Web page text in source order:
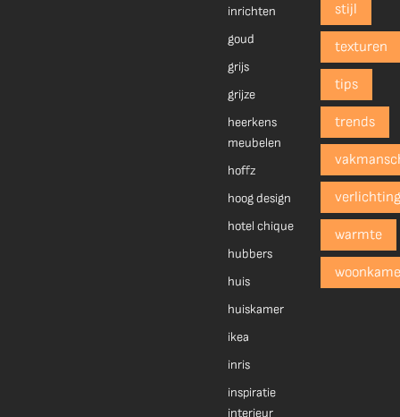
inrichten
goud
grijs
grijze
heerkens
meubelen
hoffz
hoog design
hotel chique
hubbers
huis
huiskamer
ikea
inris
inspiratie
interieur
stijl
texturen
tips
trends
warmte